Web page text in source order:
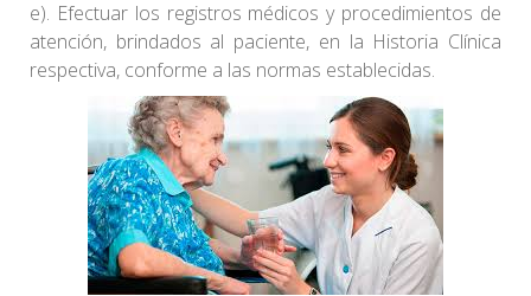
e). Efectuar los registros médicos y procedimientos de
atención, brindados al paciente, en la Historia Clínica
respectiva, conforme a las normas establecidas.